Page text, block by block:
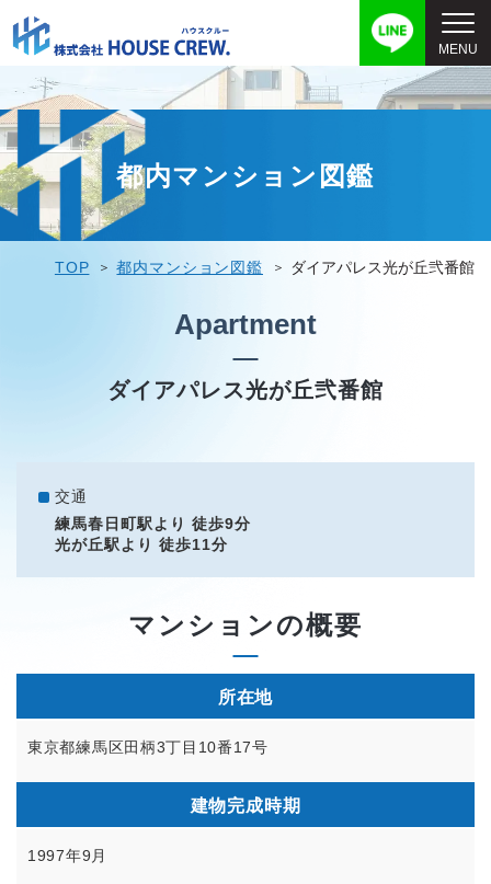
都内マンション図鑑
TOP 都内マンション図鑑 ダイアパレス光が丘弐番館
Apartment
ダイアパレス光が丘弐番館
交通
練馬春日町駅より 徒歩9分
光が丘駅より 徒歩11分
マンションの概要
所在地
東京都練馬区田柄3丁目10番17号
建物完成時期
1997年9月